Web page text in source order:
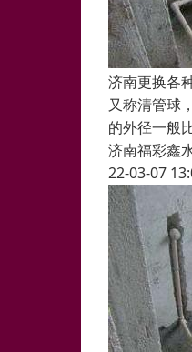
济南更换各
又称清管球
的外径一般
济南福彩鑫
22-03-07